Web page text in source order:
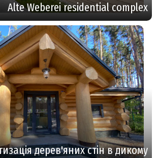
Alte Weberei residential complex
дерев'яних стін в дикому